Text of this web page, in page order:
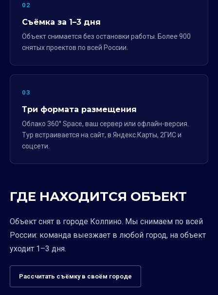
02
Съёмка за 1–3 дня
Объект снимается без остановки работы. Более 900
снятых проектов по всей России.
03
Три формата размещения
Облако 360° Space, ваш сервер или офлайн-версия.
Тур встраивается на сайт, в Яндекс.Карты, 2ГИС и
соцсети.
ГДЕ НАХОДИТСЯ ОБЪЕКТ
Объект снят в городе Колпино. Мы снимаем по всей
России: команда выезжает в любой город, на объект
уходит 1–3 дня.
Рассчитать съёмку в своём городе